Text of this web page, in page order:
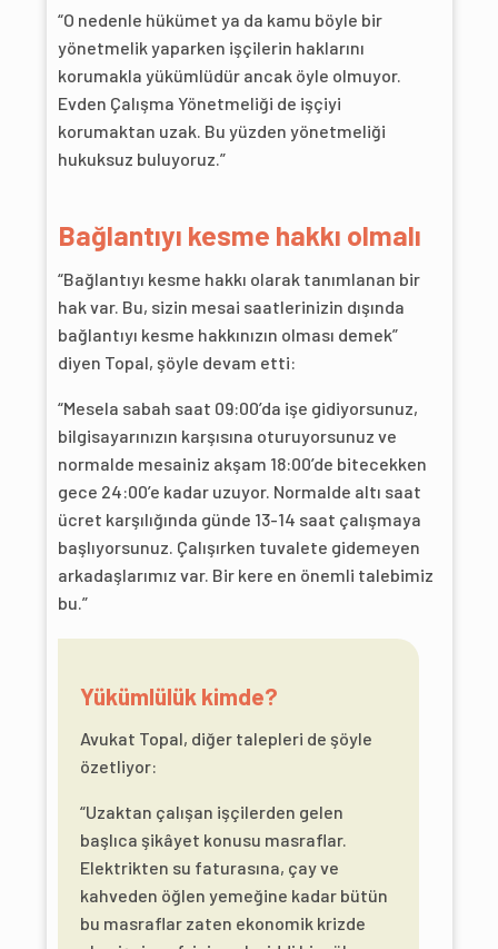
“O nedenle hükümet ya da kamu böyle bir
yönetmelik yaparken işçilerin haklarını
korumakla yükümlüdür ancak öyle olmuyor.
Evden Çalışma Yönetmeliği de işçiyi
korumaktan uzak. Bu yüzden yönetmeliği
hukuksuz buluyoruz.”
Bağlantıyı kesme hakkı olmalı
“Bağlantıyı kesme hakkı olarak tanımlanan bir
hak var. Bu, sizin mesai saatlerinizin dışında
bağlantıyı kesme hakkınızın olması demek”
diyen Topal, şöyle devam etti:
“Mesela sabah saat 09:00’da işe gidiyorsunuz,
bilgisayarınızın karşısına oturuyorsunuz ve
normalde mesainiz akşam 18:00’de bitecekken
gece 24:00’e kadar uzuyor. Normalde altı saat
ücret karşılığında günde 13-14 saat çalışmaya
başlıyorsunuz. Çalışırken tuvalete gidemeyen
arkadaşlarımız var. Bir kere en önemli talebimiz
bu.”
Yükümlülük kimde?
Avukat Topal, diğer talepleri de şöyle
özetliyor:
“Uzaktan çalışan işçilerden gelen
başlıca şikâyet konusu masraflar.
Elektrikten su faturasına, çay ve
kahveden öğlen yemeğine kadar bütün
bu masraflar zaten ekonomik krizde